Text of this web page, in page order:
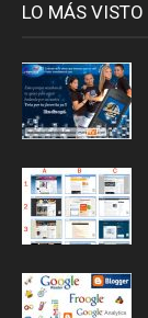
LO MÁS VISTO